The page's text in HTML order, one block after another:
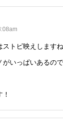
ストピ映えします
がいっぱいあるの